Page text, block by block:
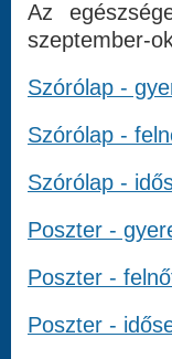
Az
szeptember-
Szórólap -
Szórólap -
Szórólap -
Poszter -
Poszter -
Poszter -